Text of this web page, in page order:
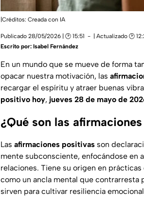
|Créditos: Creada con IA
Publicado 28/05/2026 | 🕑 15:51 | Actualizado 🕑
Escrito por: Isabel Fernández
En un mundo que se mueve de forma
opacar nuestra motivación, las
recargar el espíritu y atraer buenas
positivo hoy, jueves 28 de mayo de
¿Qué son las
Las afirmaciones positivas son
mente subconsciente, enfocándose en
relaciones. Tiene su origen en prácticas
como un ancla mental que contrarresta
sirven para cultivar resiliencia